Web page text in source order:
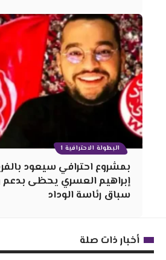
البطولة الاحترافية 1
بمشروع احترافي سيعود
إبراهيم العسري يحظى بدعم
سباق رئاسة الوداد
أخبار ذات صلة